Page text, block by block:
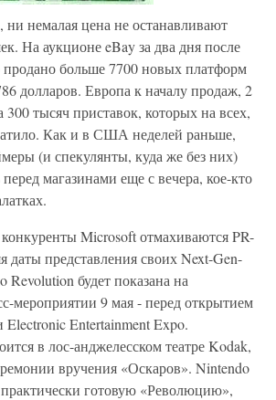
немалая цена не останавливают
На аукционе eBay за два дня после
больше 7700 новых платформ
долларов. Европа к началу продаж, 2
300 тысяч приставок, которых на всех,
Как и в США неделей раньше,
(и спекулянты, куда же без них)
магазинами еще с вечера, кое-кто
Microsoft отмахиваются PR-
даты представления своих Next-Gen-
Revolution будет показана на
мероприятии 9 мая - перед открытием
Electronic Entertainment Expo.
в лос-анджелесском театре Kodak,
вручения «Оскаров». Nintendo
практически готовую «Революцию»,